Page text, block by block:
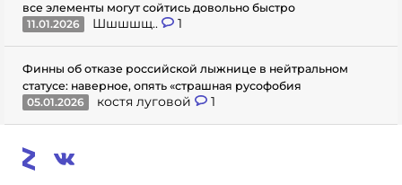
все элементы могут сойтись довольно быстро
11.01.2026
Шшшшщ.. 1
Финны об отказе российской лыжнице в нейтральном
статусе: наверное, опять «страшная русофобия
05.01.2026
костя луговой 1